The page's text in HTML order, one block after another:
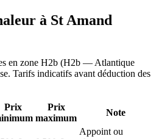
à St Amand
en zone H2b (H2b — Atlantique
Tarifs indicatifs avant déduction des
Prix
Prix
maximum
Note
Appoint ou